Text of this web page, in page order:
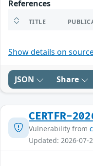
References
TITLE
Show details on
JSON Share
CERTFR-
Vulnerability from
Updated: 2026-07-